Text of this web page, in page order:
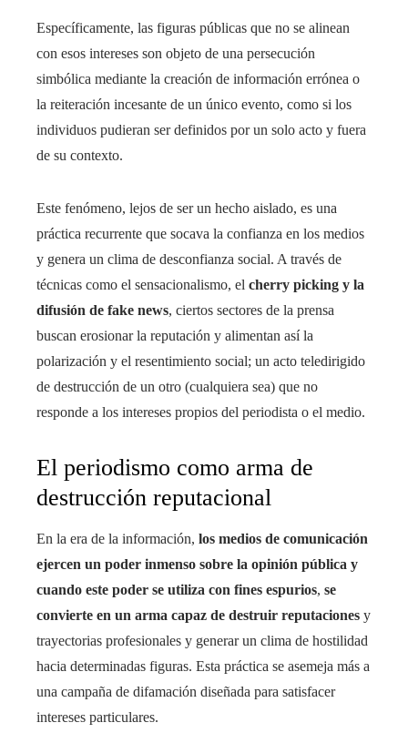
Específicamente, las figuras públicas que no se alinean
con esos intereses son objeto de una persecución
simbólica mediante la creación de información errónea o
la reiteración incesante de un único evento, como si los
individuos pudieran ser definidos por un solo acto y fuera
de su contexto.
Este fenómeno, lejos de ser un hecho aislado, es una
práctica recurrente que socava la confianza en los medios
y genera un clima de desconfianza social. A través de
técnicas como el sensacionalismo, el cherry picking y la
difusión de fake news, ciertos sectores de la prensa
buscan erosionar la reputación y alimentan así la
polarización y el resentimiento social; un acto teledirigido
de destrucción de un otro (cualquiera sea) que no
responde a los intereses propios del periodista o el medio.
El periodismo como arma de
destrucción reputacional
En la era de la información, los medios de comunicación
ejercen un poder inmenso sobre la opinión pública y
cuando este poder se utiliza con fines espurios, se
convierte en un arma capaz de destruir reputaciones y
trayectorias profesionales y generar un clima de hostilidad
hacia determinadas figuras. Esta práctica se asemeja más a
una campaña de difamación diseñada para satisfacer
intereses particulares.